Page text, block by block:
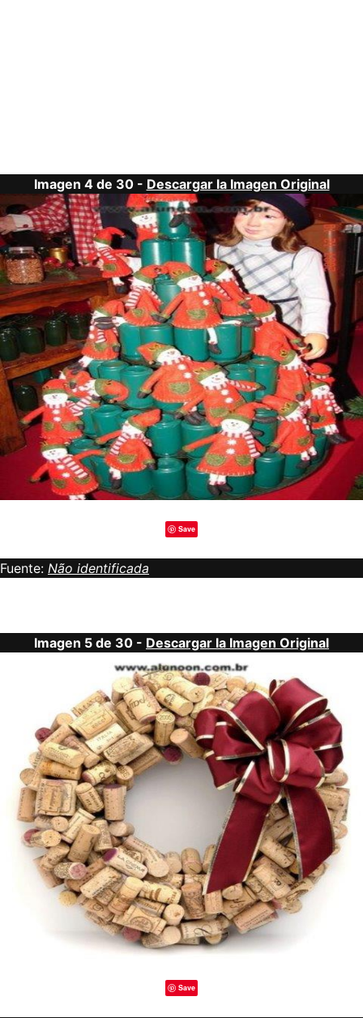
Imagen 4 de 30 - Descargar la Imagen Original
Save
Fuente: Não identificada
Imagen 5 de 30 - Descargar la Imagen Original
Save